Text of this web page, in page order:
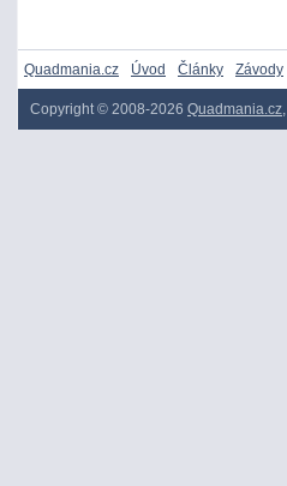
Quadmania.cz Úvod Články Závody
Copyright © 2008-2026 Quadmania.cz,